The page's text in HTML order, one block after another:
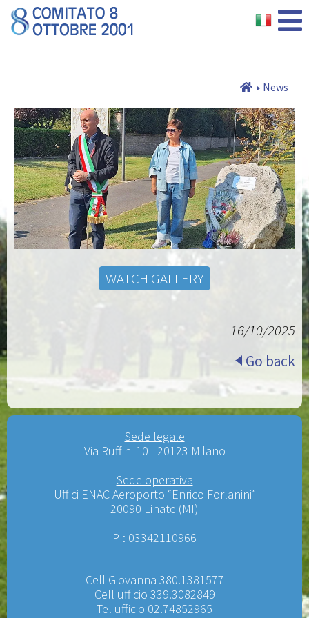
News
WATCH GALLERY
16/10/2025
Go back
Sede legale
Via Ruffini 10 - 20123 Milano
Sede operativa
Uffici ENAC Aeroporto “Enrico Forlanini”
20090 Linate (MI)
PI: 03342110966
Cell Giovanna 380.1381577
Cell ufficio 339.3082849
Tel ufficio 02.74852965